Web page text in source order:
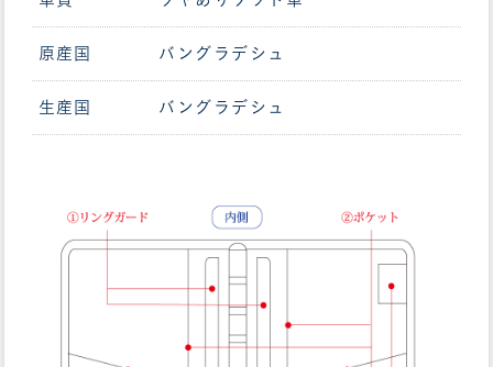
原産国 バングラデシュ
生産国 バングラデシュ